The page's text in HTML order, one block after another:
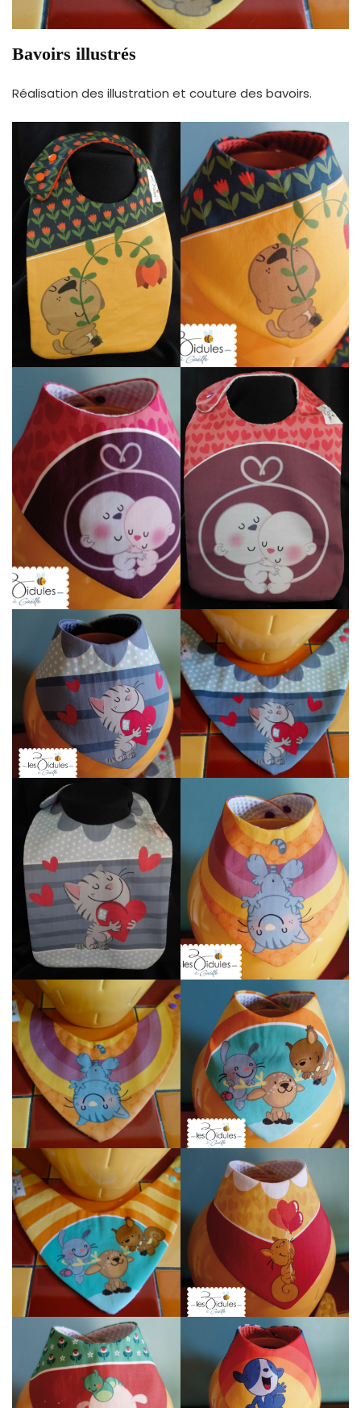
Bavoirs illustrés
Réalisation des illustration et couture des bavoirs.